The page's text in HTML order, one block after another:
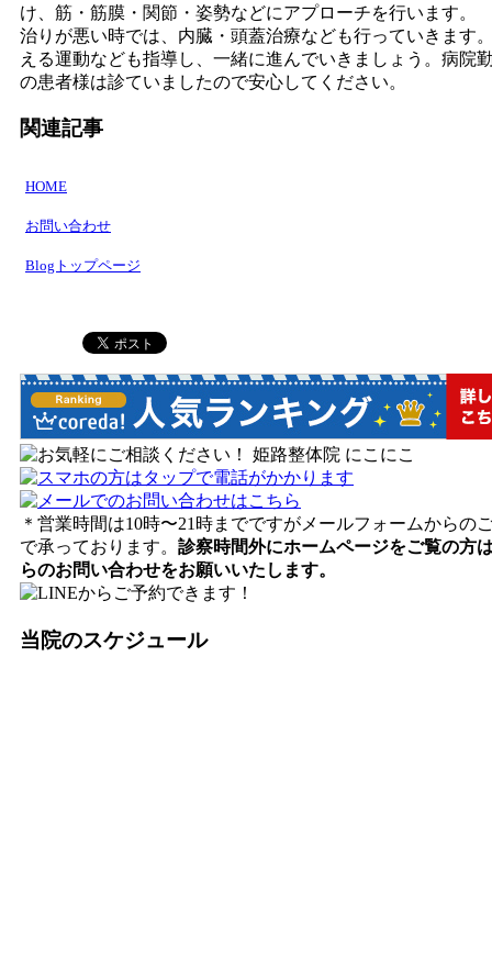
け、筋・筋膜・関節・姿勢などにアプローチを行います。
治りが悪い時では、内臓・頭蓋治療なども行っていきます
える運動なども指導し、一緒に進んでいきましょう。病院
の患者様は診ていましたので安心してください。
関連記事
HOME
お問い合わせ
Blogトップページ
＊営業時間は10時〜21時までですがメールフォームからの
で承っております。 診察時間外にホームページをご覧の方
らのお問い合わせをお願いいたします。
当院のスケジュール